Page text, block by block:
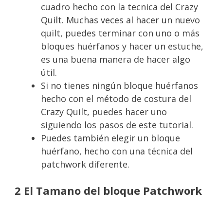
cuadro hecho con la tecnica del Crazy
Quilt. Muchas veces al hacer un nuevo
quilt, puedes terminar con uno o más
bloques huérfanos y hacer un estuche,
es una buena manera de hacer algo
útil.
Si no tienes ningún bloque huérfanos
hecho con el método de costura del
Crazy Quilt, puedes hacer uno
siguiendo los pasos de este tutorial.
Puedes también elegir un bloque
huérfano, hecho con una técnica del
patchwork diferente.
2 El Tamano del bloque Patchwork